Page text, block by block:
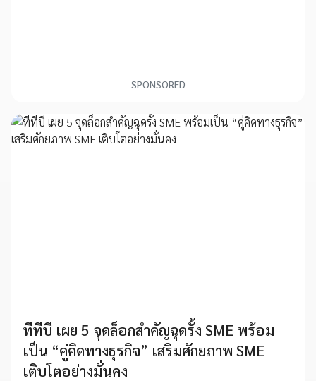
SPONSORED
ทีทีบี เผย 5 จุดล็อกสำคัญฉุดรั้ง SME พร้อม
เป็น “คู่คิดทางธุรกิจ” เสริมศักยภาพ SME
เติบโตอย่างมั่นคง